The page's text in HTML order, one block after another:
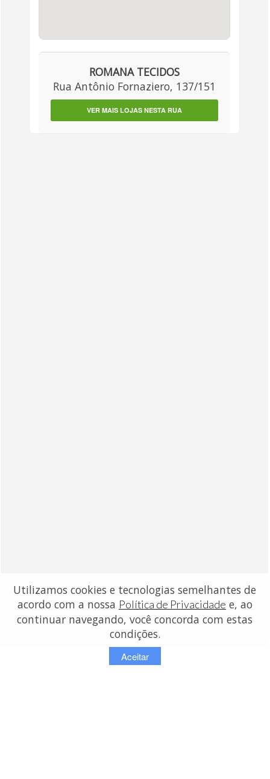
ROMANA TECIDOS
Rua Antônio Fornaziero, 137/151
VER MAIS LOJAS NESTA RUA
Utilizamos cookies e tecnologias semelhantes de
acordo com a nossa Política de Privacidade e, ao
continuar navegando, você concorda com estas
condições.
Aceitar